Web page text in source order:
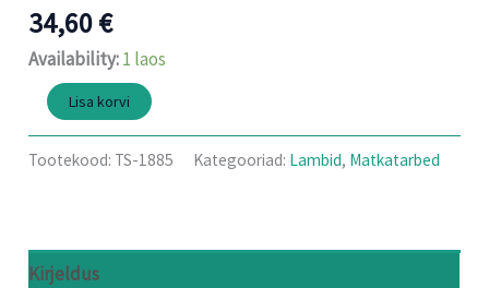
34,60€
Availability:1 laos
Lisa korvi
Tootekood: TS-1885 Kategooriad: Lambid, Matkatarbed
Kirjeldus